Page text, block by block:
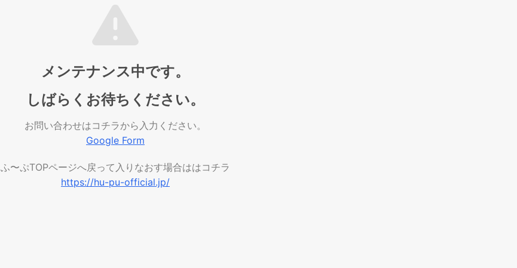
メンテナンス中です。
しばらくお待ちください。
お問い合わせはコチラから入力ください。
Google Form
ふ〜ぷTOPページへ戻って入りなおす場合ははコチラ
https://hu-pu-official.jp/